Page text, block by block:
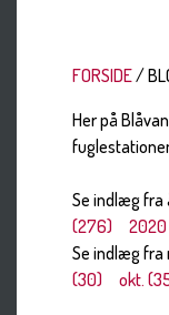
FORSIDE
Her på
Se indlæg fra
(276)
Se indlæg
(30)
okt.